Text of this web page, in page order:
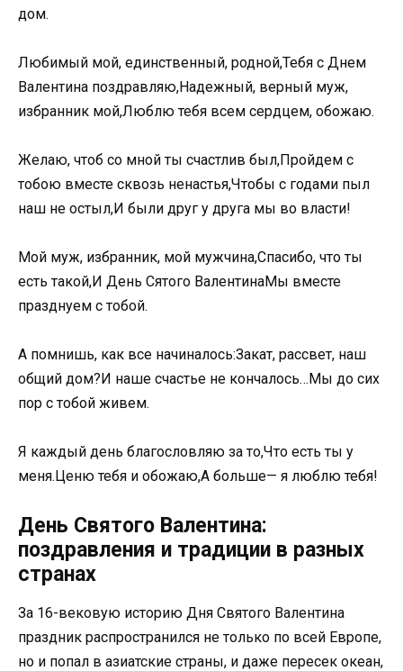
дом.
Любимый мой, единственный, родной,Тебя с Днем
Валентина поздравляю,Надежный, верный муж,
избранник мой,Люблю тебя всем сердцем, обожаю.
Желаю, чтоб со мной ты счастлив был,Пройдем с
тобою вместе сквозь ненастья,Чтобы с годами пыл
наш не остыл,И были друг у друга мы во власти!
Мой муж, избранник, мой мужчина,Спасибо, что ты
есть такой,И День Сятого ВалентинаМы вместе
празднуем с тобой.
А помнишь, как все начиналось:Закат, рассвет, наш
общий дом?И наше счастье не кончалось…Мы до сих
пор с тобой живем.
Я каждый день благословляю за то,Что есть ты у
меня.Ценю тебя и обожаю,А больше— я люблю тебя!
День Святого Валентина:
поздравления и традиции в разных
странах
За 16-вековую историю Дня Святого Валентина
праздник распространился не только по всей Европе,
но и попал в азиатские страны, и даже пересек океан,